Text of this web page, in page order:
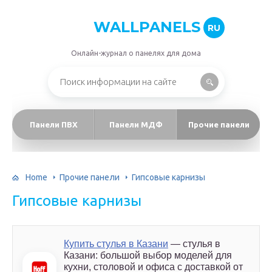
WALLPANELS RU
Онлайн-журнал о панелях для дома
Панели ПВХ Панели МДФ Прочие панели
Home Прочие панели Гипсовые карнизы
Гипсовые карнизы
Купить стулья в Казани — стулья в
Казани: большой выбор моделей для
кухни, столовой и офиса с доставкой от